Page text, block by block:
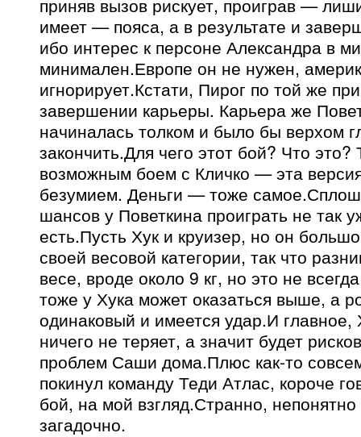
приняв вызов рискует, проиграв —
имеет — пояса, а в результате и
ибо интерес к персоне Александра в
минимален.Европе он не нужен,
игнорирует.Кстати, Пирог по той же
завершении карьеры. Карьера же
начиналась толком и было бы верхом
закончить.Для чего этот бой? Что
возможным боем с Кличко — эта
безумием. Деньги — тоже
шансов у Поветкина проиграть не так
есть.Пусть Хук и круизер, но он
своей весовой категории, так что
весе, вроде около 9 кг, но это не
тоже у Хука может оказаться выше, а
одинаковый и имеется удар.И главное,
ничего не теряет, а значит будет
проблем Саши дома.Плюс как-то
покинул команду Теди Атлас, короче
бой, на мой взгляд.Странно,
загадочно.